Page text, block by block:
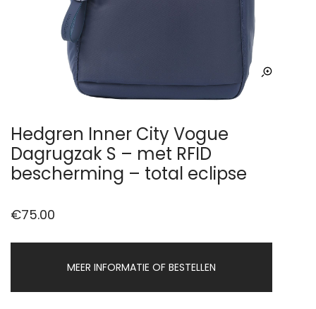
Hedgren Inner City Vogue
Dagrugzak S – met RFID
bescherming – total eclipse
€75.00
MEER INFORMATIE OF BESTELLEN